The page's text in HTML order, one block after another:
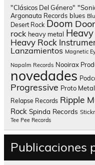
"Clásicos Del Género"
Argonauta Records blues
Desert Rock Doom
rock heavy metal
Heavy Rock
Lanzamientos Magnetic
Napalm Records Nooirax
novedades
Progressive Proto Metal
Relapse Records Ripple
Rock Spinda Records
Tee Pee Records
Publicaciones